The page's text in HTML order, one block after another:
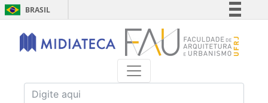
BRASIL
Simplifique!
Comunica BR
Acesso à informação